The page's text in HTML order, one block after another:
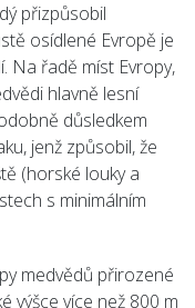
přizpůsobil
osídlené Evropě je
Na řadě míst Evropy,
hlavně lesní
důsledkem
jenž způsobil, že
(horské louky a
s minimálním
medvědů přirozené
výšce více než 800 m